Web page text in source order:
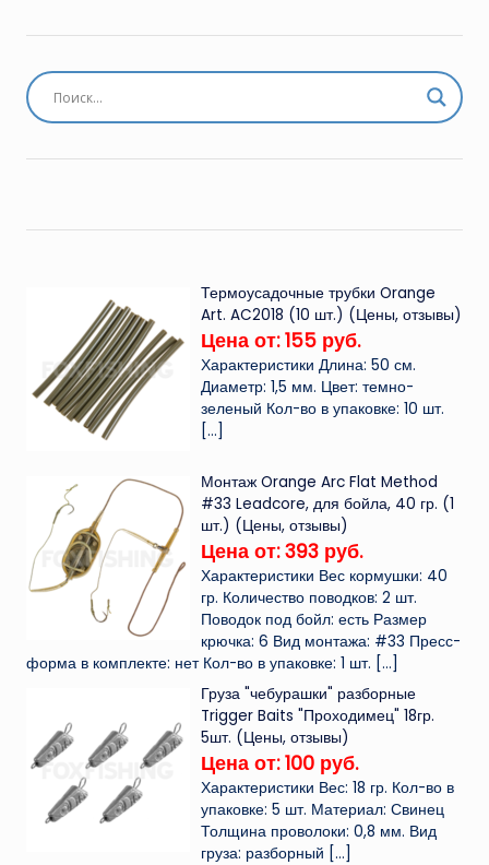
Термоусадочные трубки Orange
Art. AC2018 (10 шт.) (Цены, отзывы)
Цена от: 155 руб.
Характеристики Длина: 50 см.
Диаметр: 1,5 мм. Цвет: темно-
зеленый Кол-во в упаковке: 10 шт.
[…]
Монтаж Orange Arc Flat Method
#33 Leadcore, для бойла, 40 гр. (1
шт.) (Цены, отзывы)
Цена от: 393 руб.
Характеристики Вес кормушки: 40
гр. Количество поводков: 2 шт.
Поводок под бойл: есть Размер
крючка: 6 Вид монтажа: #33 Пресс-
форма в комплекте: нет Кол-во в упаковке: 1 шт. […]
Груза "чебурашки" разборные
Trigger Baits "Проходимец" 18гр.
5шт. (Цены, отзывы)
Цена от: 100 руб.
Характеристики Вес: 18 гр. Кол-во в
упаковке: 5 шт. Материал: Свинец
Толщина проволоки: 0,8 мм. Вид
груза: разборный […]